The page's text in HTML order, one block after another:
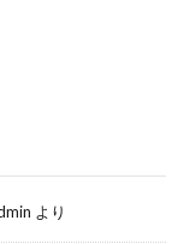
より